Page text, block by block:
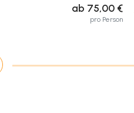
ab 75,00 €
pro Person